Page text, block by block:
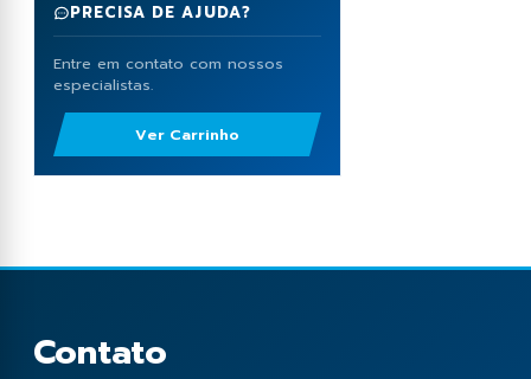
PRECISA DE AJUDA?
Entre em contato com nossos
especialistas.
Ver Carrinho
Contato